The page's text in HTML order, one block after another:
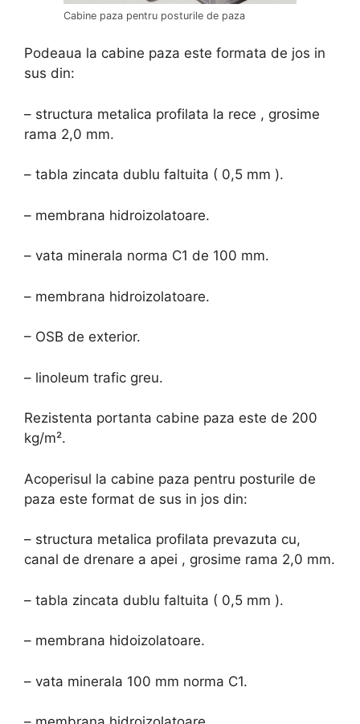
Cabine paza pentru posturile de paza
Podeaua la cabine paza este formata de jos in
sus din:
– structura metalica profilata la rece , grosime
rama 2,0 mm.
– tabla zincata dublu faltuita ( 0,5 mm ).
– membrana hidroizolatoare.
– vata minerala norma C1 de 100 mm.
– membrana hidroizolatoare.
– OSB de exterior.
– linoleum trafic greu.
Rezistenta portanta cabine paza este de 200
kg/m².
Acoperisul la cabine paza pentru posturile de
paza este format de sus in jos din:
– structura metalica profilata prevazuta cu,
canal de drenare a apei , grosime rama 2,0 mm.
– tabla zincata dublu faltuita ( 0,5 mm ).
– membrana hidoizolatoare.
– vata minerala 100 mm norma C1.